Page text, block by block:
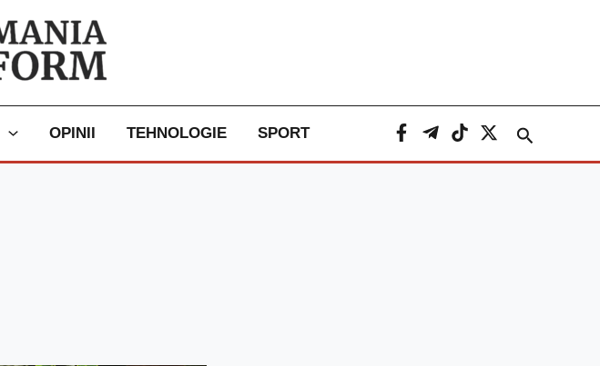
OPINII TEHNOLOGIE SPORT Caută